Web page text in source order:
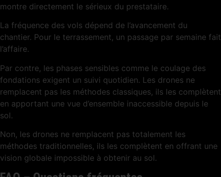
montre directement le sérieux du prestataire.
La fréquence des vols dépend de l’avancement du
chantier. Pour le terrassement, un passage par semaine fait
l’affaire.
Par contre, les phases sensibles comme le coulage des
fondations exigent un suivi quotidien. Les drones ne
remplacent pas les méthodes classiques, ils les complètent
en apportant une vue d’ensemble inaccessible depuis le
sol.
Non, les drones ne remplacent pas totalement les
méthodes traditionnelles, ils les complètent en offrant une
vision globale impossible à obtenir au sol.